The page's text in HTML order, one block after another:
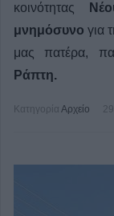
κοινότητας
μνημόσυνο για
μας πατέρα,
Ράπτη.
Κατηγορία Αρχείο